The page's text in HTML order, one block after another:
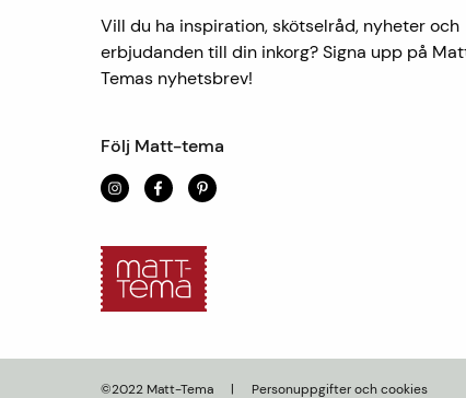
Vill du ha inspiration, skötselråd, nyheter och
erbjudanden till din inkorg? Signa upp på
Temas nyhetsbrev!
Följ Matt-tema
©2022 Matt-Tema | Personuppgifter och cookies